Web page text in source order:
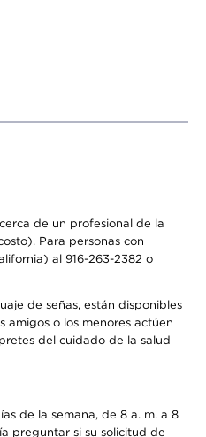
de un profesional de la
Para personas con
al 916-263-2382 o
de señas, están disponibles
amigos o los menores actúen
del cuidado de la salud
de la semana, de 8 a. m. a 8
preguntar si su solicitud de